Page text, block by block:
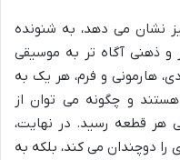
نشان می دهد، به شنونده
ذهنی آگاه تر به موسیقی
هارمونی و فرم، هر یک به
و چگونه می توان از
هر قطعه رسید. در نهایت،
را دوچندان می کند، بلکه به